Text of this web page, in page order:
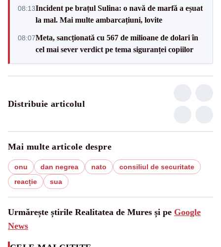
08:13Incident pe brațul Sulina: o navă de marfă a eșuat
la mal. Mai multe ambarcațiuni, lovite
08:07Meta, sancționată cu 567 de milioane de dolari în
cel mai sever verdict pe tema siguranței copiilor
Distribuie articolul
Mai multe articole despre
onu dan negrea nato
consiliul de securitate
reacție
sua
Urmărește știrile Realitatea de Mures și pe Google
News